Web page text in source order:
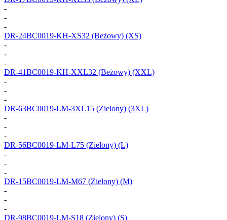
-
-
-
DR-24BC0019-KH-XS32 (Beżowy) (XS)
-
-
-
DR-41BC0019-KH-XXL32 (Beżowy) (XXL)
-
-
-
DR-63BC0019-LM-3XL15 (Zielony) (3XL)
-
-
-
DR-56BC0019-LM-L75 (Zielony) (L)
-
-
-
DR-15BC0019-LM-M67 (Zielony) (M)
-
-
-
DR-98BC0019-LM-S18 (Zielony) (S)